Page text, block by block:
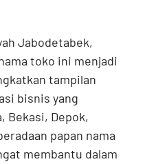
Jabodetabek,
toko ini menjadi
tampilan
bisnis yang
Depok,
papan nama
membantu dalam